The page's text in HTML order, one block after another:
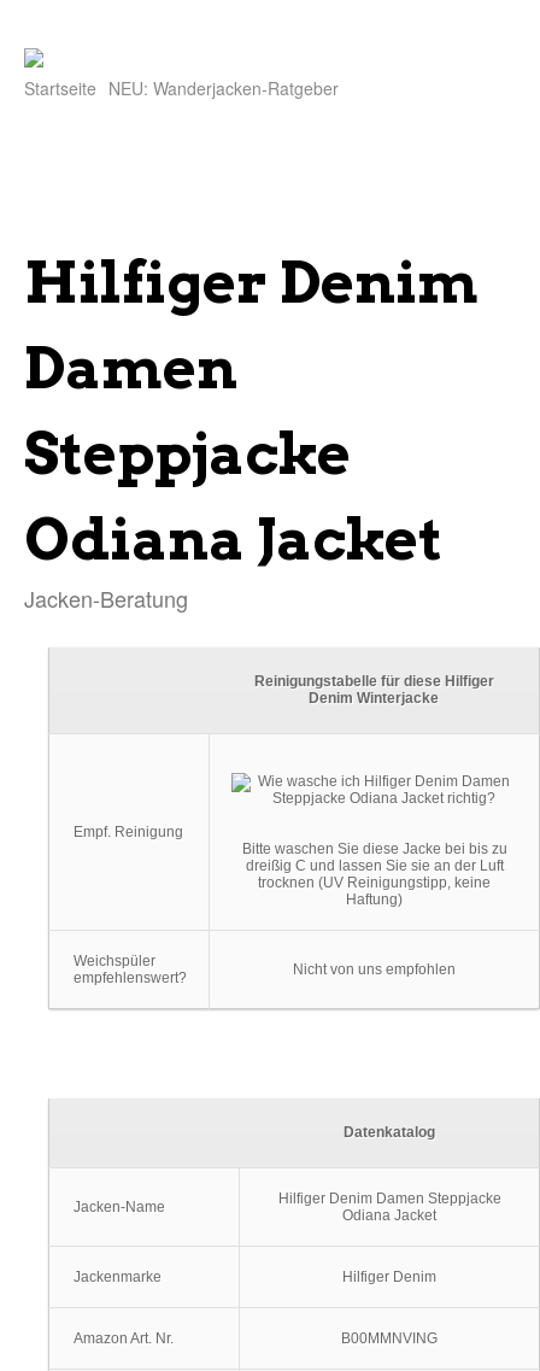
Startseite NEU: Wanderjacken-Ratgeber
Hilfiger Denim
Damen
Steppjacke
Odiana Jacket
Jacken-Beratung
Reinigungstabelle für diese Hilfiger
Denim Winterjacke
Empf. Reinigung
Bitte waschen Sie diese Jacke bei bis zu
dreißig C und lassen Sie sie an der Luft
trocknen (UV Reinigungstipp, keine
Haftung)
Weichspüler
empfehlenswert?
Nicht von uns empfohlen
Datenkatalog
Jacken-Name
Hilfiger Denim Damen Steppjacke
Odiana Jacket
Jackenmarke Hilfiger Denim
Amazon Art. Nr. B00MMNVING